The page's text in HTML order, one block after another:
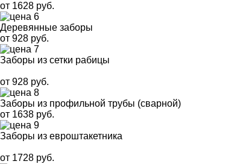
от 1628 руб.
Деревянные заборы
от 928 руб.
Заборы из сетки рабицы
от 928 руб.
Заборы из профильной трубы (сварной)
от 1638 руб.
Заборы из евроштакетника
от 1728 руб.